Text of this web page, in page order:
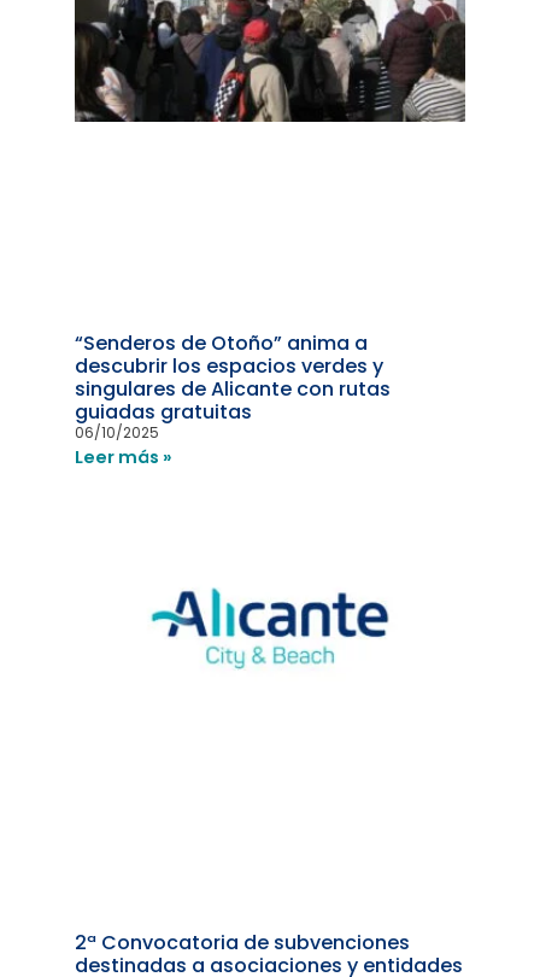
“Senderos de Otoño” anima a
descubrir los espacios verdes y
singulares de Alicante con rutas
guiadas gratuitas
06/10/2025
Leer más »
2ª Convocatoria de subvenciones
destinadas a asociaciones y entidades